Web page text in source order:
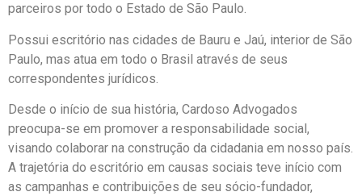
parceiros por todo o Estado de São Paulo.
Possui escritório nas cidades de Bauru e Jaú, interior de São
Paulo, mas atua em todo o Brasil através de seus
correspondentes jurídicos.
Desde o início de sua história, Cardoso Advogados
preocupa-se em promover a responsabilidade social,
visando colaborar na construção da cidadania em nosso país.
A trajetória do escritório em causas sociais teve início com
as campanhas e contribuições de seu sócio-fundador,